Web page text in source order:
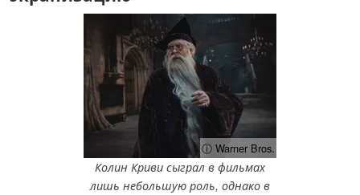
ⓘ Warner Bros.
Колин Криви сыграл в фильмах
лишь небольшую роль, однако в